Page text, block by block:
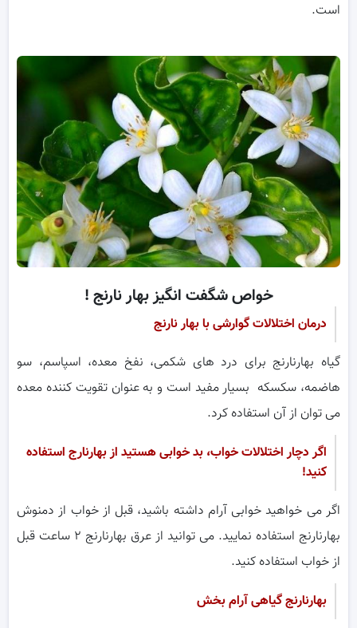
است.
خواص شگفت انگیز بهار نارنج !
درمان اختلالات گوارشی با بهار نارنج
گیاه بهارنارنج برای درد های شکمی، نفخ معده، اسپاسم، سو
هاضمه، سکسکه بسیار مفید است و به عنوان تقویت کننده معده
می توان از آن استفاده کرد.
اگر دچار اختلالات خواب، بد خوابی هستید از بهارنارج استفاده
کنید!
اگر می خواهید خوابی آرام داشته باشید، قبل از خواب از دمنوش
بهارنارنج استفاده نمایید. می توانید از عرق بهارنارنج ۲ ساعت قبل
از خواب استفاده کنید.
بهارنارنج گیاهی آرام بخش